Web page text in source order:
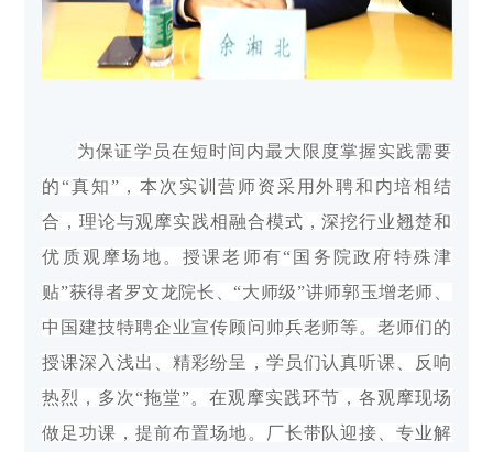
为保证学员在短时间内最大限度掌握实践需要
的“真知”，本次实训营师资采用外聘和内培相结
合，理论与观摩实践相融合模式，深挖行业翘楚和
优质观摩场地。授课老师有“国务院政府特殊津
贴”获得者罗文龙院长、“大师级”讲师郭玉增老师、
中国建技特聘企业宣传顾问帅兵老师等。老师们的
授课深入浅出、精彩纷呈，学员们认真听课、反响
热烈，多次“拖堂”。在观摩实践环节，各观摩现场
做足功课，提前布置场地。厂长带队迎接、专业解